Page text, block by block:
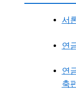
서
연
연
축